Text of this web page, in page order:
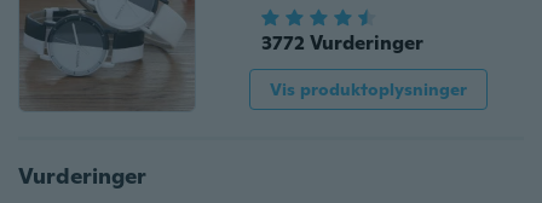
3772 Vurderinger
Vis produktoplysninger
Vurderinger